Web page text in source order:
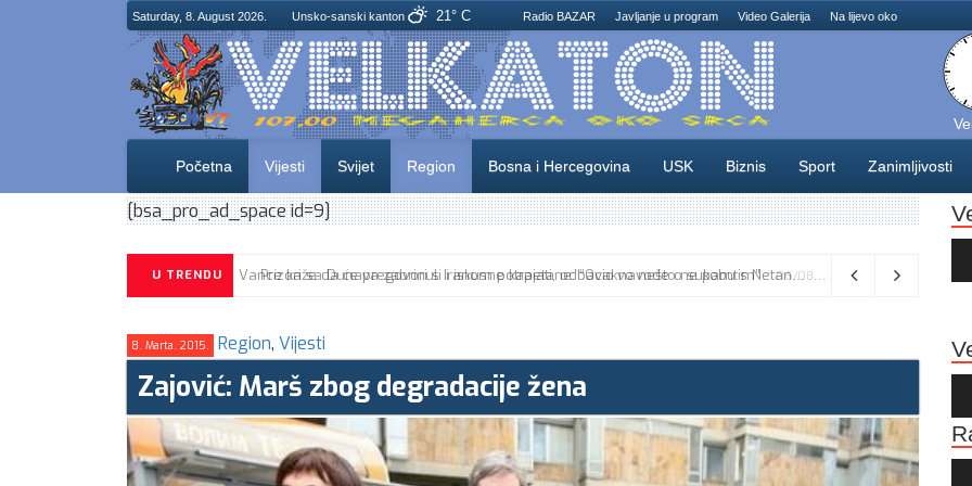
Saturday, 8. August 2026. Unsko-sanski kanton 21° C Radio BAZAR Javljanje u program Video Galerija Na lijevo oko
Početna Vijesti Svijet Region Bosna i Hercegovina USK Biznis Sport Zanimljivosti
[bsa_pro_ad_space id=9]
U TRENDU Vance kaže da će pregovori s Iranom potrajati, odbacio navode o sukobu s Netanyahuom 06/08/2026
8. Marta. 2015. Region, Vijesti
Zajović: Marš zbog degradacije žena